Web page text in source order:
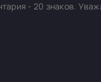
- 20 знаков.